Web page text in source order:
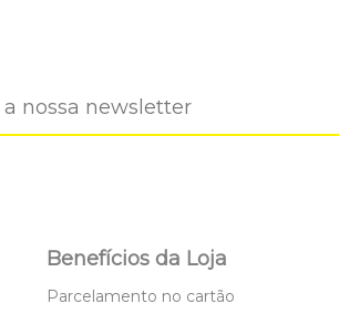
Benefícios da Loja
Parcelamento no cartão